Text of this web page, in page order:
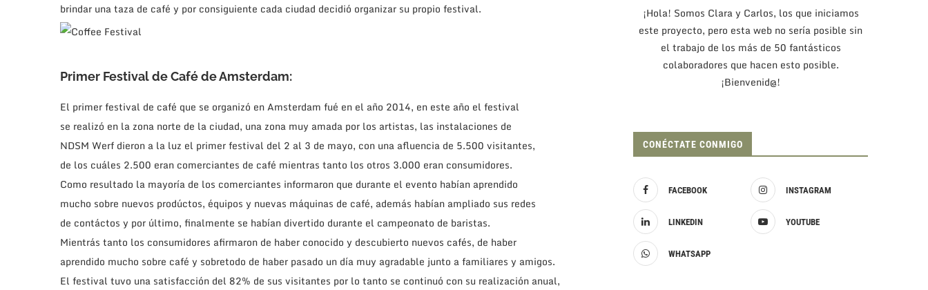
brindar una taza de café y por consiguiente cada ciudad decidió organizar su propio festival.
Primer Festival de Café deAmsterdam:
El primer festival de café que se organizó en Amsterdam fué en el año 2014, en este año el festival
se realizó en la zona norte de la ciudad, una zona muy amada por los artistas, las instalaciones de
NDSM Werf dieron a la luz el primer festival del 2 al 3 de mayo, con una afluencia de 5.500 visitantes,
de los cuáles 2.500 eran comerciantes de café mientras tanto los otros 3.000 eran consumidores.
Como resultado la mayoría de los comerciantes informaron que durante el evento habían aprendido
mucho sobre nuevos prodúctos, équipos y nuevas máquinas de café, además habían ampliado sus redes
de contáctos y por último, finalmente se habían divertido durante el campeonato de baristas.
Mientrás tanto los consumidores afirmaron de haber conocido y descubierto nuevos cafés, de haber
aprendido mucho sobre café y sobretodo de haber pasado un día muy agradable junto a familiares y amigos.
El festival tuvo una satisfacción del 82% de sus visitantes por lo tanto se continuó con su realización anual,
¡Hola! Somos Clara y Carlos, los que iniciamos
este proyecto, pero esta web no sería posible sin
el trabajo de los más de 50 fantásticos
colaboradores que hacen esto posible.
¡Bienvenid@!
CONÉCTATE CONMIGO
FACEBOOK INSTAGRAM
LINKEDIN YOUTUBE
WHATSAPP